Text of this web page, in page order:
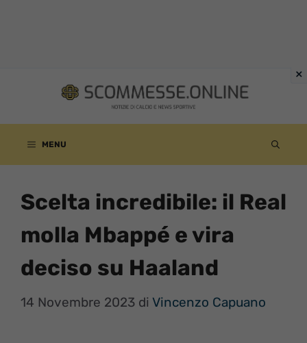
contenuto
MENU
Scelta incredibile: il Real
molla Mbappé e vira
deciso su Haaland
14 Novembre 2023 di Vincenzo Capuano